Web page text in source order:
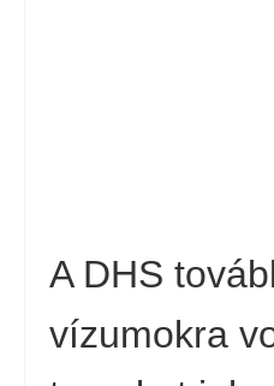
Nederlands
A DHS
vízumokra